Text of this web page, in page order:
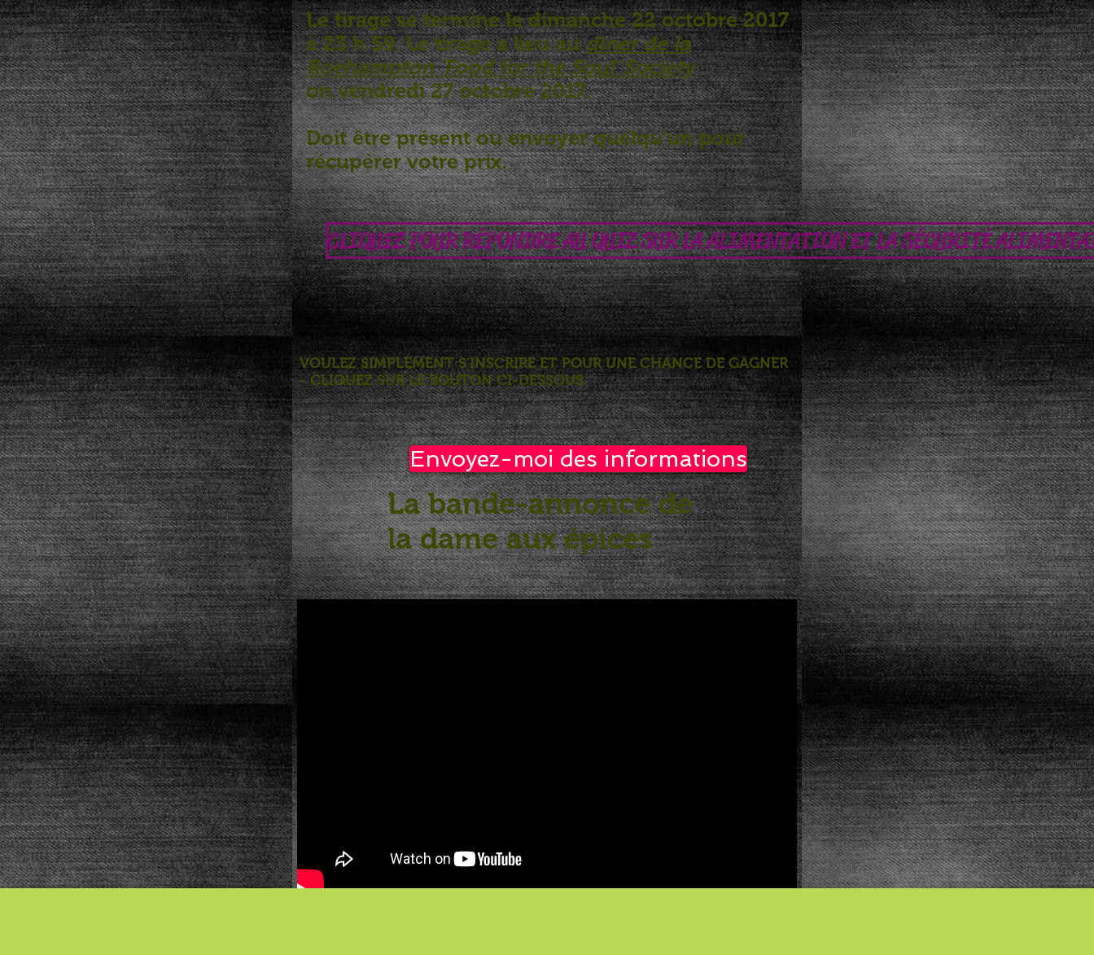
Le tirage se termine le dimanche 22 octobre 2017
à 23 h 59. Le tirage a lieu audîner de la
Roehampton 'Food for the Soul' Society
on vendredi 27 octobre 2017.
Doit être présent ou envoyer quelqu'un pour
récupérer votre prix.
CLIQUEZ POUR RÉPONDRE AU QUIZ SUR LA ALIMENTATION ET LA SÉCURITÉ
VOULEZSIMPLEMENT S'INSCRIRE ET POUR UNE CHANCE DE GAGNER
- CLIQUEZ SUR LE BOUTON CI-DESSOUS.
Envoyez-moi des informations
La bande-annonce de
la dame aux épices